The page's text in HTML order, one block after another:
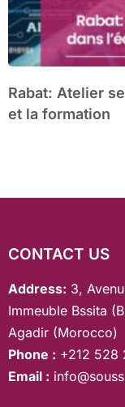
Rabat: Atelier
et la formation
CONTACT US
Address: 3,
Immeuble Bssita
Agadir (Morocco)
Phone : +212 528
Email :